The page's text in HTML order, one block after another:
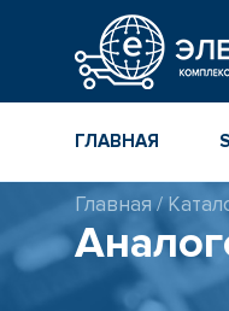
ГЛАВНАЯ
Главная/